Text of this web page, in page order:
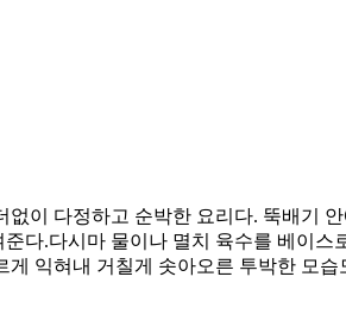
이 다정하고 순박한 요리다. 뚝배기
다. ​다시마 물이나 멸치 육수를 베이
익혀내 거칠게 솟아오른 투박한 모